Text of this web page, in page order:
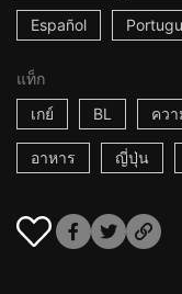
Español
แท็ก
เกย์
BL คว
อาหาร ญี่ปุ่น